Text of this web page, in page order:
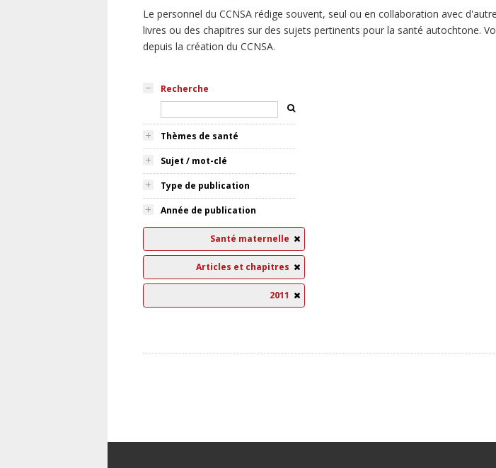
Le personnel du CCNSA rédige souvent, seul ou en collaboration avec
livres ou des chapitres sur des sujets pertinents pour la santé autochtone.
depuis la création du CCNSA.
Recherche
Thèmes de santé
Sujet / mot-clé
Type de publication
Année de publication
Santé maternelle
Articles et chapitres
2011